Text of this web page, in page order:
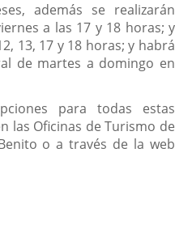
además se realizarán
a las 17 y 18 horas; y
13, 17 y 18 horas; y habrá
de martes a domingo en
para todas estas
las Oficinas de Turismo de
o a través de la web